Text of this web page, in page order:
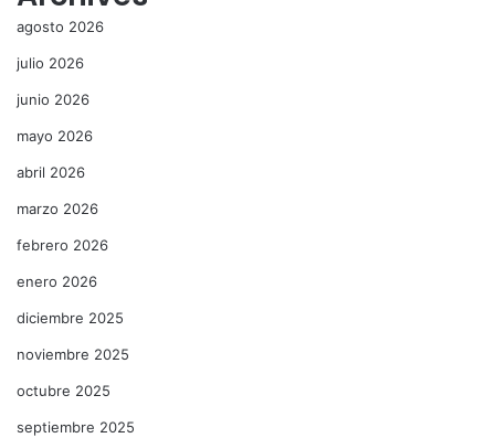
agosto 2026
julio 2026
junio 2026
mayo 2026
abril 2026
marzo 2026
febrero 2026
enero 2026
diciembre 2025
noviembre 2025
octubre 2025
septiembre 2025